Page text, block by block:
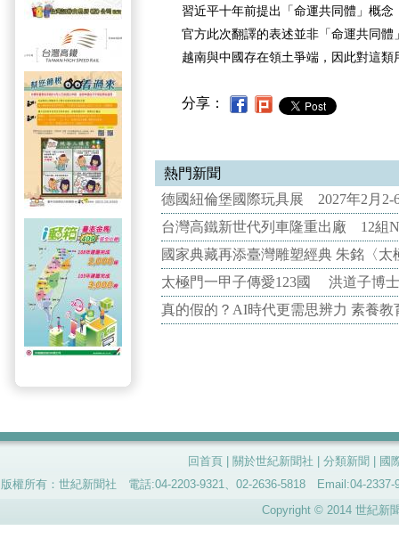
習近平十年前提出「命運共同體」概
官方此次翻譯的表述並非「命運共同
越南與中國存在領土爭端，因此對這類
分享：
熱門新聞
德國紐倫堡國際玩具展 2027年2月2-
台灣高鐵新世代列車隆重出廠 12組
國家典藏再添臺灣雕塑經典 朱銘〈
太極門一甲子傳愛123國 洪道子博
真的假的？AI時代更需思辨力 素養
回首頁 關於世紀新聞社 分類新聞
國
版權所有：世紀新聞社 電話:04-2203-9321、02-2636-5818 Email:04-
Copyright © 2014 世紀新